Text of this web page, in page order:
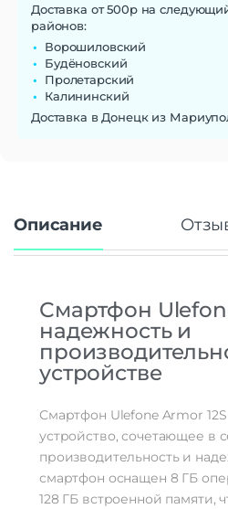
Процессор
Количество ядер
процессора
Емкость аккумулятора
Дополнительно
Оперативная Память
Доставка от 500р на
районов:
Ворошиловский
Будёновский
Пролетарский
Калининский
Доставка в Донецк из
Описание
Смартфон
надежность и
устройстве
Смартфон Ulefone Armor
устройство, сочетающее в
производительность и
смартфон оснащен 8 ГБ
128 ГБ встроенной памяти,